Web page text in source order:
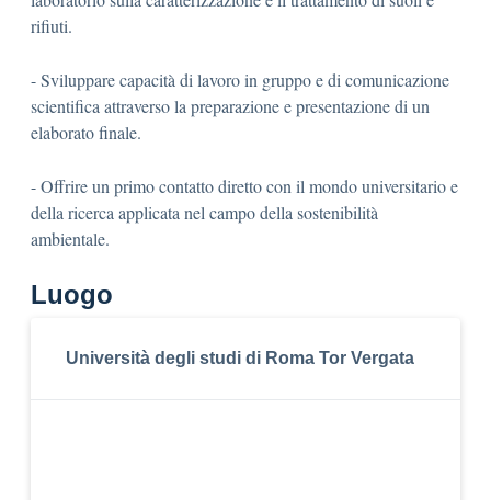
rifiuti.
- Sviluppare capacità di lavoro in gruppo e di comunicazione
scientifica attraverso la preparazione e presentazione di un
elaborato finale.
- Offrire un primo contatto diretto con il mondo universitario e
della ricerca applicata nel campo della sostenibilità
ambientale.
Luogo
Università degli studi di Roma Tor Vergata